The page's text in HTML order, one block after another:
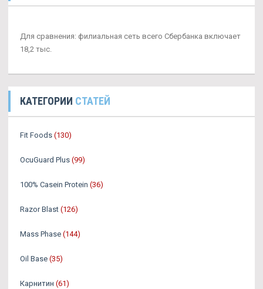
Для сравнения: филиальная сеть всего Сбербанка включает
18,2 тыс.
КАТЕГОРИИ СТАТЕЙ
Fit Foods (130)
OcuGuard Plus (99)
100% Casein Protein (36)
Razor Blast (126)
Mass Phase (144)
Oil Base (35)
Карнитин (61)